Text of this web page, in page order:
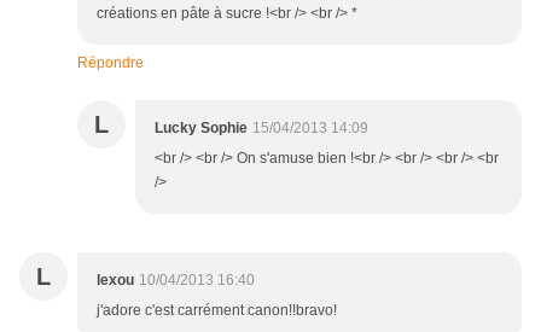
créations en pâte à sucre !<br /> <br /> *
Répondre
L Lucky Sophie 15/04/2013 14:09
<br /> <br /> On s'amuse bien !<br /> <br /> <br /> <br
/>
L lexou 10/04/2013 16:40
j'adore c'est carrément canon!!bravo!